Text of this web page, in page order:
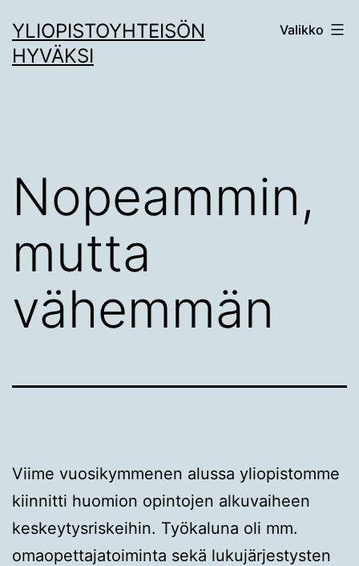
sisältöön
YLIOPISTOYHTEISÖN
HYVÄKSI
Valikko
Nopeammin,
mutta
vähemmän
Viime vuosikymmenen alussa yliopistomme
kiinnitti huomion opintojen alkuvaiheen
keskeytysriskeihin. Työkaluna oli mm.
omaopettajatoiminta sekä lukujärjestysten